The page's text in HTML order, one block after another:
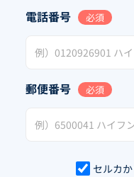
電話番号 必須
郵便番号 必須
セルカ